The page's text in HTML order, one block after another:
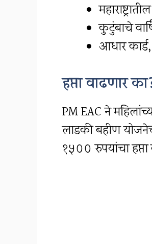
कुटुंबाचे
आधार
हप्ता वाढणार
PM EAC ने
लाडकी बहीण
१५०० रुपयांचा